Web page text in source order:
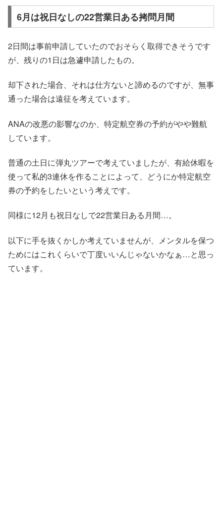
6月は祝日なしの22営業日ある拷問月間
2日間は事前申請していたのでおそらく取得できそうです
が、残りの1日は急遽申請したもの。
却下された場合、それは仕方ないと諦めるのですが、無事
通った場合は遠征を考えています。
ANAの改悪の影響なのか、特定航空券の予約がやや難航
しています。
普通の土日に弾丸ツアーで考えていましたが、有給休暇を
使って私的3連休を作ることによって、どうにか特定航空
券の予約をしたいという考えです。
同様に12月も祝日なしで22営業日ある月間…。
以下に手を抜くかしか考えていませんが、メンタルを保つ
ためにはこれくらいで丁度いいんじゃないかなぁ…と思っ
ています。